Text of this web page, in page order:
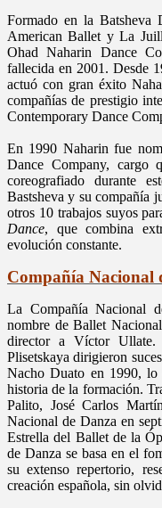
Formado en la Batsheva
American Ballet y La
Ohad Naharin Dance
fallecida en 2001. Desde
actuó con gran éxito
compañías de prestigio
Contemporary Dance
En 1990 Naharin fue
Dance Company, cargo
coreografiado durante
Bastsheva y su compañía
otros 10 trabajos suyos
Dance, que combina
evolución constante.
Compañía Nacional
La Compañía Nacional
nombre de Ballet
director a Víctor
Plisetskaya dirigieron
Nacho Duato en 1990, lo
historia de la formación.
Palito, José Carlos
Nacional de Danza en
Estrella del Ballet de la
de Danza se basa en el
su extenso repertorio,
creación española, sin